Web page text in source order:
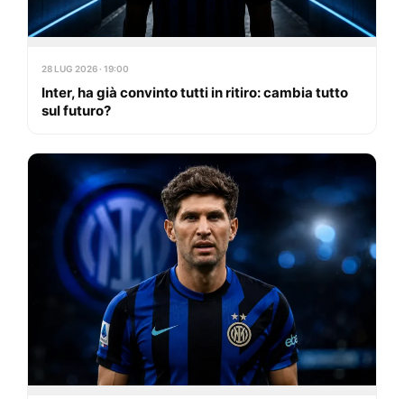
28 LUG 2026 · 19:00
Inter, ha già convinto tutti in ritiro: cambia tutto
sul futuro?